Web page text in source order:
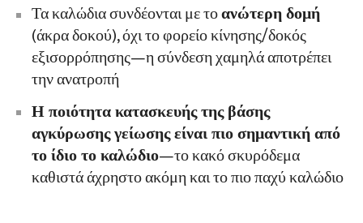
Τα καλώδια συνδέονται με τοανώτερη δομή
(άκρα δοκού), όχι το φορείο κίνησης/δοκός
εξισορρόπησης—η σύνδεση χαμηλά αποτρέπει
την ανατροπή
Η ποιότητα κατασκευής της βάσης
αγκύρωσης γείωσης είναι πιο σημαντική από
το ίδιο το καλώδιο—το κακό σκυρόδεμα
καθιστά άχρηστο ακόμη και το πιο παχύ καλώδιο